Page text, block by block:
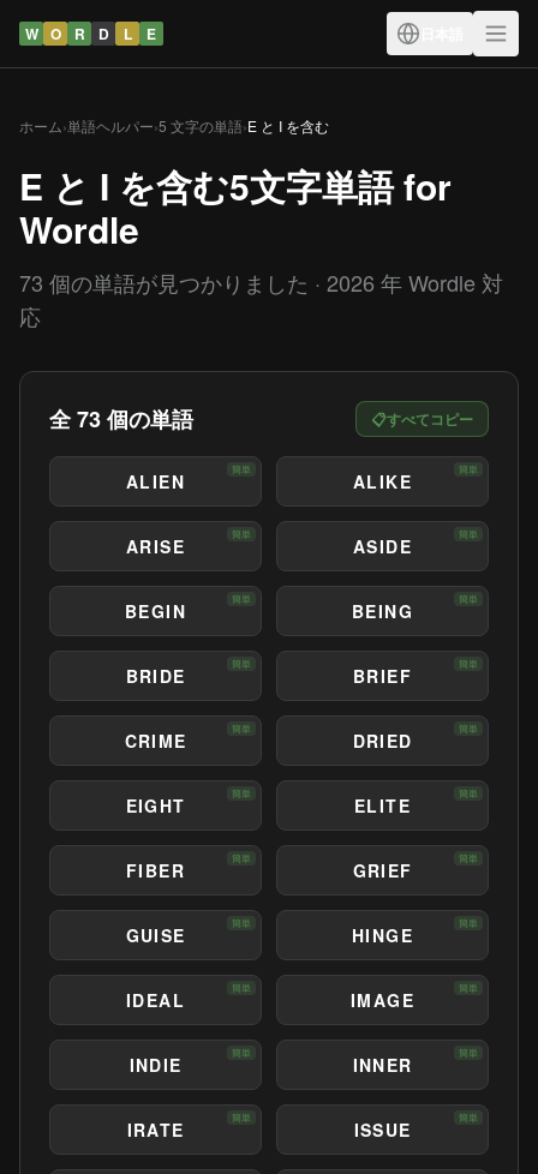
W O R D L E
ホーム›単語ヘルパー›5 文字の単語›E と I を含む
E と I を含む5文字単語 for
Wordle
73 個の単語が見つかりました · 2026 年 Wordle 対
応
全 73 個の単語 📋すべてコピー
ALIEN
簡単
ALIKE
簡単
ARISE
簡単
ASIDE
簡単
BEGIN
簡単
BEING
簡単
BRIDE
簡単
BRIEF
簡単
CRIME
簡単
DRIED
簡単
EIGHT
簡単
ELITE
簡単
FIBER
簡単
GRIEF
簡単
GUISE
簡単
HINGE
簡単
IDEAL
簡単
IMAGE
簡単
INDIE
簡単
INNER
簡単
IRATE
簡単
ISSUE
簡単